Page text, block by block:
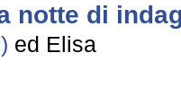
notte di
ed Elisa